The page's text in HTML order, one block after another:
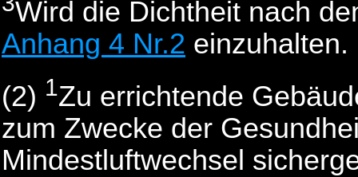
Wird die Dichtheit nach
Anhang 4 Nr.2 einzuhalten.
(2) 1Zu errichtende
zum Zwecke der
Mindestluftwechsel